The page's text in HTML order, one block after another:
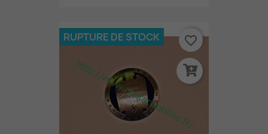
RUPTURE DE STOCK favorite_border